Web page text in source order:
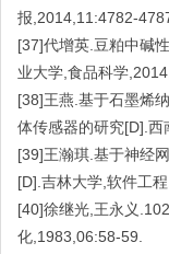
报,2014,11:4782-
[37]代增英.豆粕中碱
业大学,食品科学
[38]王燕.基于石墨烯
体传感器的研究[D].西
[39]王瀚琪.基于神经
[D].吉林大学,软件工
[40]徐继光,王永义
化,1983,06:58-59.